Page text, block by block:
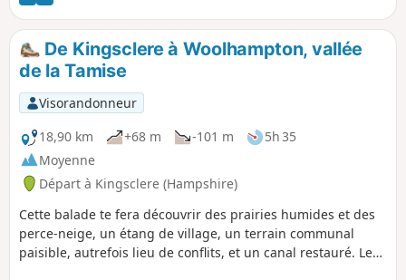
De Kingsclere à Woolhampton, vallée
de la Tamise
Visorandonneur
18,90 km
+68 m -101 m
5h 35
Moyenne
Départ à Kingsclere (Hampshire)
Cette balade te fera découvrir des prairies humides et des
perce-neige, un étang de village, un terrain communal
paisible, autrefois lieu de conflits, et un canal restauré. Les